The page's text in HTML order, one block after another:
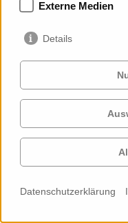
Services
Cases
Profil
Externe Medien
Details
Datenschutzerklärung